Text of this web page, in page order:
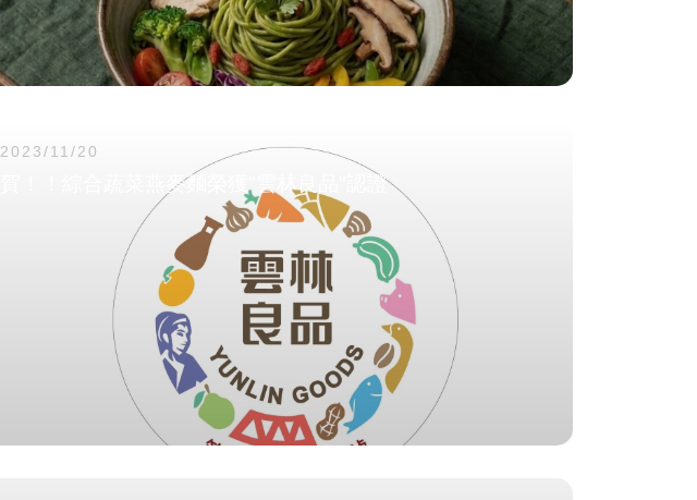
2023/11/20
賀！！綜合蔬菜燕麥麵榮獲"雲林良品"認證